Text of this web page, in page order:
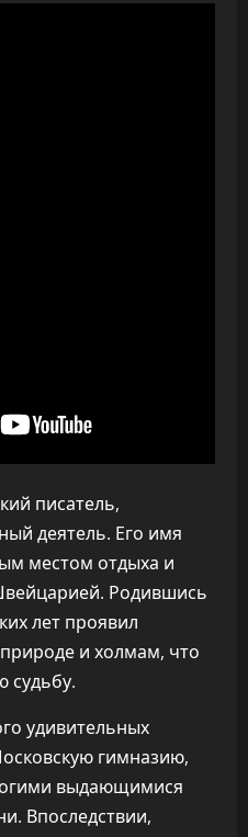
писатель,
деятель. Его имя
местом отдыха и
Родившись
лет проявил
и холмам, что
судьбу.
удивительных
гимназию,
выдающимися
Впоследствии,